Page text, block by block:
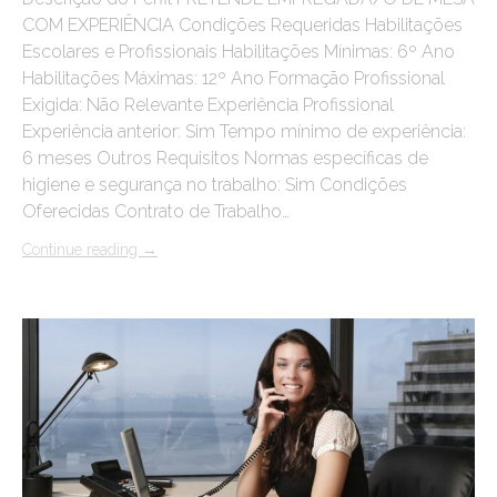
COM EXPERIÊNCIA Condições Requeridas Habilitações
Escolares e Profissionais Habilitações Mínimas: 6º Ano
Habilitações Máximas: 12º Ano Formação Profissional
Exigida: Não Relevante Experiência Profissional
Experiência anterior: Sim Tempo mínimo de experiência:
6 meses Outros Requisitos Normas específicas de
higiene e segurança no trabalho: Sim Condições
Oferecidas Contrato de Trabalho…
Continue reading →